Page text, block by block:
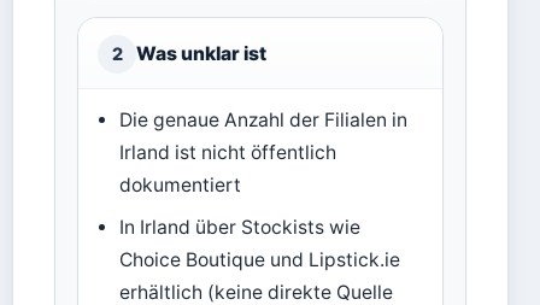
2 Was unklar ist
Die genaue Anzahl der Filialen in
Irland ist nicht öffentlich
dokumentiert
In Irland über Stockists wie
Choice Boutique und Lipstick.ie
erhältlich (keine direkte Quelle